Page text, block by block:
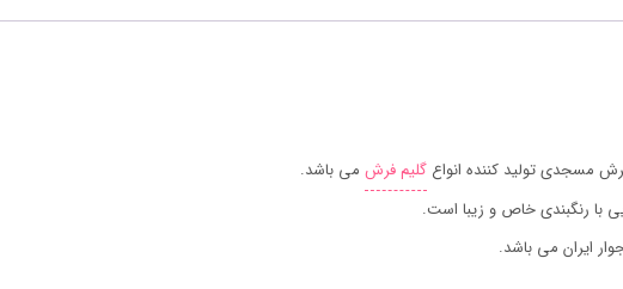
مسجدی تولید کننده انواعگلیم فرش می باشد.
با رنگبندی خاص و زیبا است.
ایران می باشد.